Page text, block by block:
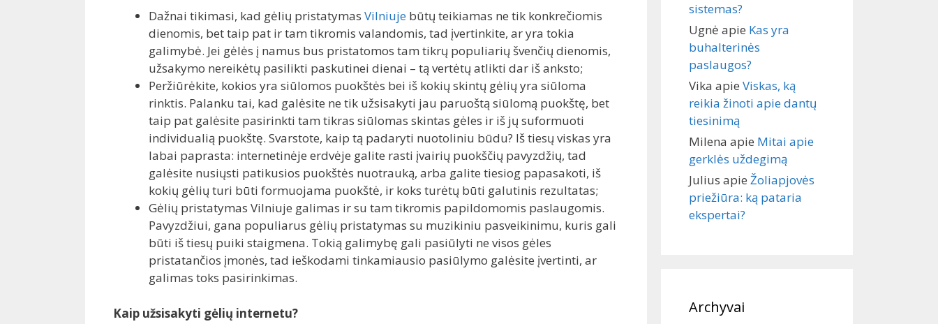
Dažnai tikimasi, kad gėlių pristatymas Vilniuje būtų teikiamas ne tik konkrečiomis
dienomis, bet taip pat ir tam tikromis valandomis, tad įvertinkite, ar yra tokia
galimybė. Jei gėlės į namus bus pristatomos tam tikrų populiarių švenčių dienomis,
užsakymo nereikėtų pasilikti paskutinei dienai – tą vertėtų atlikti dar iš anksto;
Peržiūrėkite, kokios yra siūlomos puokštės bei iš kokių skintų gėlių yra siūloma
rinktis. Palanku tai, kad galėsite ne tik užsisakyti jau paruoštą siūlomą puokštę, bet
taip pat galėsite pasirinkti tam tikras siūlomas skintas gėles ir iš jų suformuoti
individualią puokštę. Svarstote, kaip tą padaryti nuotoliniu būdu? Iš tiesų viskas yra
labai paprasta: internetinėje erdvėje galite rasti įvairių puokščių pavyzdžių, tad
galėsite nusiųsti patikusios puokštės nuotrauką, arba galite tiesiog papasakoti, iš
kokių gėlių turi būti formuojama puokštė, ir koks turėtų būti galutinis rezultatas;
Gėlių pristatymas Vilniuje galimas ir su tam tikromis papildomomis paslaugomis.
Pavyzdžiui, gana populiarus gėlių pristatymas su muzikiniu pasveikinimu, kuris gali
būti iš tiesų puiki staigmena. Tokią galimybę gali pasiūlyti ne visos gėles
pristatančios įmonės, tad ieškodami tinkamiausio pasiūlymo galėsite įvertinti, ar
galimas toks pasirinkimas.
Kaip užsisakyti gėlių internetu?
sistemas?
Ugnė apie Kas yra
buhalterinės
paslaugos?
Vika apie Viskas, ką
reikia žinoti apie dantų
tiesinimą
Milena apie Mitai apie
gerklės uždegimą
Julius apie Žoliapjovės
priežiūra: ką pataria
ekspertai?
Archyvai